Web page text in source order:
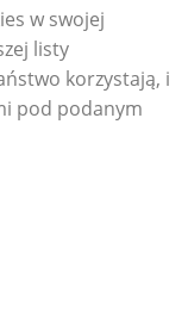
w swojej
listy
korzystają, i
pod podanym